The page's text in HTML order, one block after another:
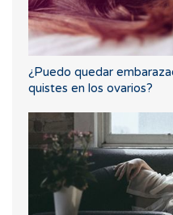
¿Puedo quedar
quistes en los ovarios?